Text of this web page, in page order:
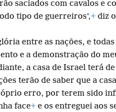
saciados com cavalos e
tipo de guerreiros’,+ diz
entre as nações, e todas
e a demonstração do
a casa de Israel terá
terão de saber que a
erro, por terem sido
face+ e os entreguei aos